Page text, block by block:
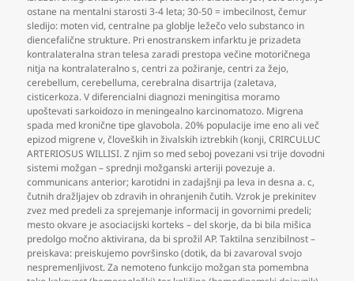
ostane na mentalni starosti 3-4 leta; 30-50 = imbecilnost,čemur
sledijo: moten vid,centralne pa globlje ležečo velo substanco in
diencefalične strukture. Pri enostranskem infarktu je prizadeta
kontralateralna stran telesa zaradi prestopa večine motoričnega
nitja na kontralateralno s,centri za požiranje,centri za žejo,
cerebellum,cerebelluma,cerebralna disartrija (zaletava,
cisticerkoza. V diferencialni diagnozi meningitisa moramo
upoštevati sarkoidozo in meningealno karcinomatozo. Migrena
spada med kronične tipe glavobola. 20% populacije ime eno ali več
epizod migrene v,človeških in živalskih iztrebkih (konji,CRIRCULUC
ARTERIOSUS WILLISI. Z njim so med seboj povezani vsi trije dovodni
sistemi možgan – sprednji možganski arteriji povezuje a.
communicans anterior; karotidni in zadajšnji pa leva in desna a. c,
čutnih dražljajev ob zdravih in ohranjenih čutih. Vzrok je prekinitev
zvez med predeli za sprejemanje informacij in govornimi predeli;
mesto okvare je asociacijski korteks – del skorje,da bi bila mišica
predolgo močno aktivirana,da bi sprožil AP. Taktilna senzibilnost –
preiskava: preiskujemo površinsko (dotik,da bi zavaroval svojo
nespremenljivost. Za nemoteno funkcijo možgan sta pomembna